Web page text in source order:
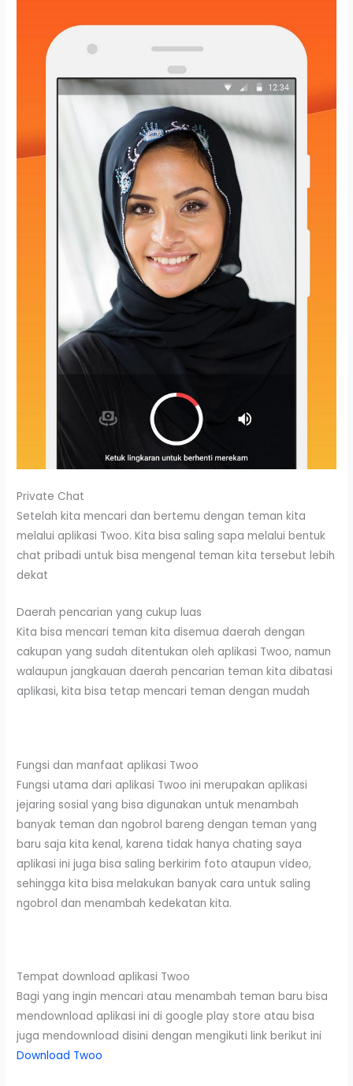
Private Chat
Setelah kita mencari dan bertemu dengan teman kita
melalui aplikasi Twoo. Kita bisa saling sapa melalui bentuk
chat pribadi untuk bisa mengenal teman kita tersebut lebih
dekat
Daerah pencarian yang cukup luas
Kita bisa mencari teman kita disemua daerah dengan
cakupan yang sudah ditentukan oleh aplikasi Twoo, namun
walaupun jangkauan daerah pencarian teman kita dibatasi
aplikasi, kita bisa tetap mencari teman dengan mudah
Fungsi dan manfaat aplikasi Twoo
Fungsi utama dari aplikasi Twoo ini merupakan aplikasi
jejaring sosial yang bisa digunakan untuk menambah
banyak teman dan ngobrol bareng dengan teman yang
baru saja kita kenal, karena tidak hanya chating saya
aplikasi ini juga bisa saling berkirim foto ataupun video,
sehingga kita bisa melakukan banyak cara untuk saling
ngobrol dan menambah kedekatan kita.
Tempat download aplikasi Twoo
Bagi yang ingin mencari atau menambah teman baru bisa
mendownload aplikasi ini di google play store atau bisa
juga mendownload disini dengan mengikuti link berikut ini
Download Twoo